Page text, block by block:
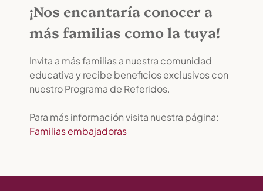
¡Nos encantaría conocer a
más familias como la tuya!
Invita a más familias a nuestra comunidad
educativa y recibe beneficios exclusivos con
nuestro Programa de Referidos.
Para más información visita nuestra página:
Familias embajadoras